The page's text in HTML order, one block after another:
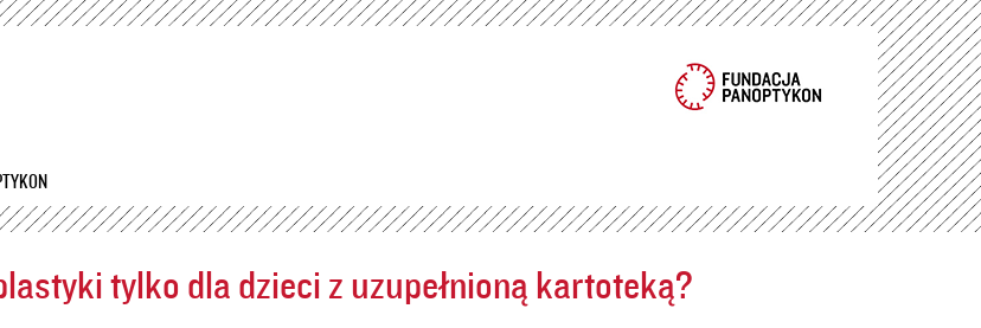
Przejdź
tylko dla dzieci z uzupełnioną kartoteką?